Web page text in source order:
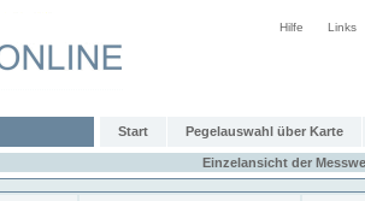
Hilfe Links
Start Pegelauswahl über Karte
Einzelansicht der